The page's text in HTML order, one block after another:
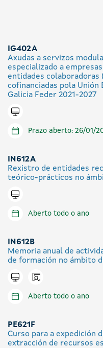
IG402A
Axudas a servizos
especializado a
entidades colaboradoras
cofinanciadas pola Unión
Galicia Feder 2021-2027
Tramitar en liña
Prazo aberto: 26/01/
IN612A
Rexistro de entidades
teórico-prácticos no
Tramitar en liña
Aberto todo o ano
IN612B
Memoria anual de
de formación no ámbito
Tramitar en liña
Icono presencial
Aberto todo o ano
PE621F
Curso para a expedición
extracción de recursos